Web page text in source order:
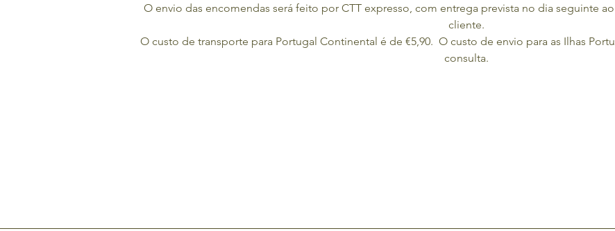
O envio das encomendas será feito por CTT expresso, com entrega prevista no dia seguinte
cliente.
O custo de transporte para Portugal Continental é de €5,90.  O custo de envio para as Ilhas
consulta.